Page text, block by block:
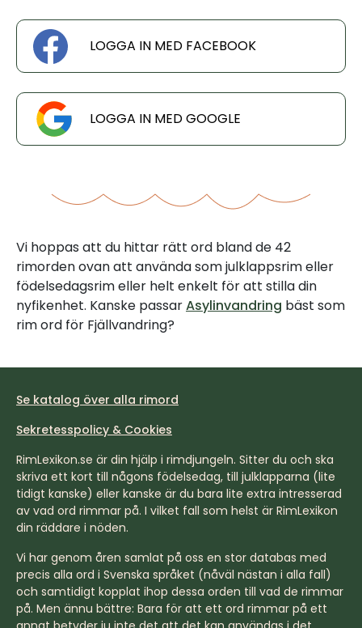
LOGGA IN MED FACEBOOK
LOGGA IN MED GOOGLE
Vi hoppas att du hittar rätt ord bland de 42
rimorden ovan att använda som julklappsrim eller
födelsedagsrim eller helt enkelt för att stilla din
nyfikenhet. Kanske passarAsylinvandring bäst som
rim ord för Fjällvandring?
Se katalog över alla rimord
Sekretesspolicy & Cookies
RimLexikon.se är din hjälp i rimdjungeln. Sitter du och ska
skriva ett kort till någons födelsedag, till julklapparna (lite
tidigt kanske) eller kanske är du bara lite extra intresserad
av vad ord rimmar på. I vilket fall som helst är RimLexikon
din räddare i nöden.
Vi har genom åren samlat på oss en stor databas med
precis alla ord i Svenska språket (nåväl nästan i alla fall)
och samtidigt kopplat ihop dessa orden till vad de rimmar
på. Men ännu bättre: Bara för att ett ord rimmar på ett